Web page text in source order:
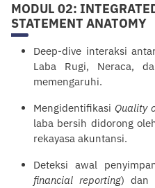
MODUL 02:
STATEMENT ANATOMY
Deep-dive interaksi
Laba Rugi, Neraca,
memengaruhi.
Mengidentifikasi Quality
laba bersih didorong
rekayasa akuntansi.
Deteksi awal
financial reporting) dan